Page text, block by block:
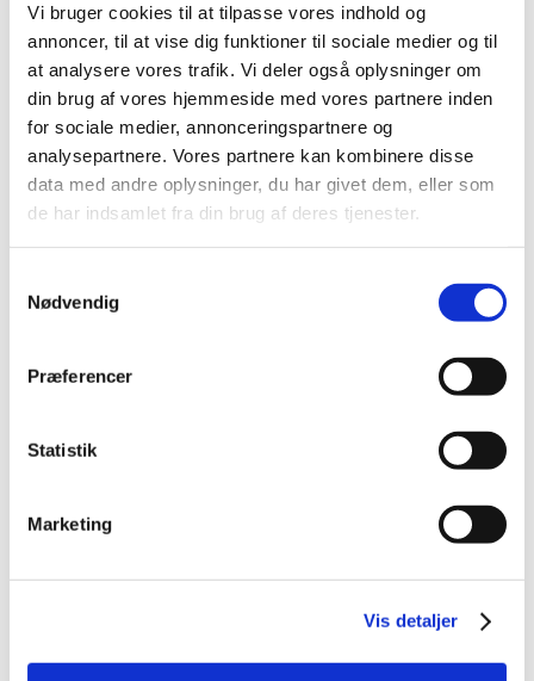
Vi bruger cookies til at tilpasse vores indhold og
annoncer, til at vise dig funktioner til sociale medier og til
at analysere vores trafik. Vi deler også oplysninger om
din brug af vores hjemmeside med vores partnere inden
for sociale medier, annonceringspartnere og
analysepartnere. Vores partnere kan kombinere disse
data med andre oplysninger, du har givet dem, eller som
de har indsamlet fra din brug af deres tjenester.
Nødvendig
Præferencer
Statistik
Marketing
Vis detaljer
TID
2026 (84)
2025 (158)
2024 (224)
2023 (195)
2022 (197)
2021 (516)
2019 (159)
2016 (167)
november (11)
september (9)
juli (15)
april (25)